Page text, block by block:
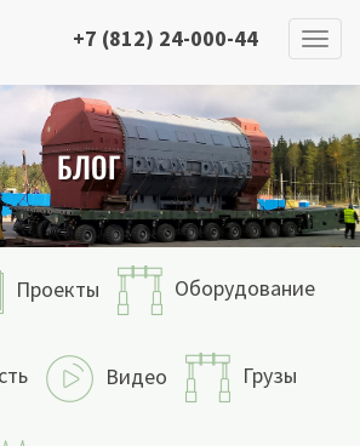
+7 (812) 24-000-44
БЛОГ
Проекты Оборудование
Видео Грузы